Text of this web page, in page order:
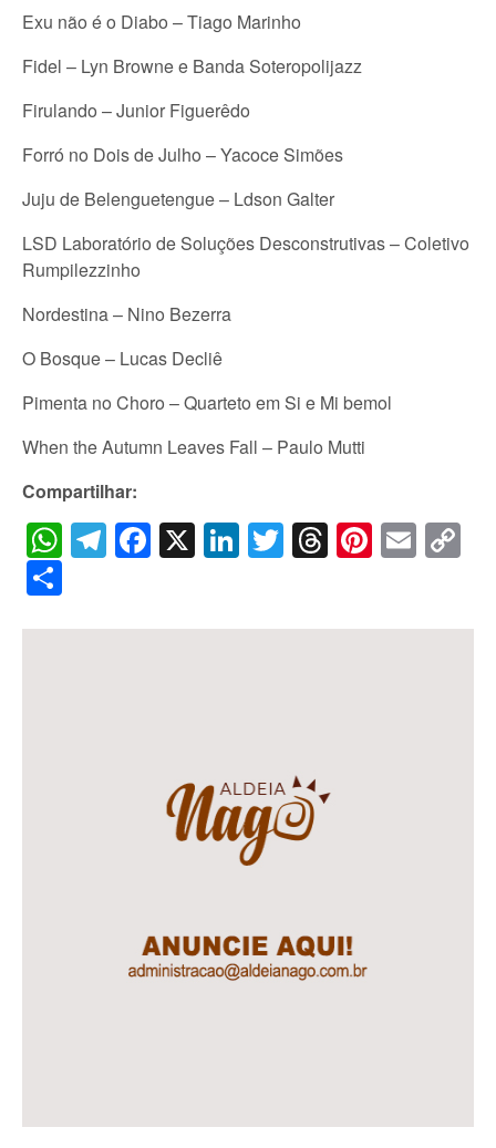
Exu não é o Diabo – Tiago Marinho
Fidel – Lyn Browne e Banda Soteropolijazz
Firulando – Junior Figuerêdo
Forró no Dois de Julho – Yacoce Simões
Juju de Belenguetengue – Ldson Galter
LSD Laboratório de Soluções Desconstrutivas – Coletivo
Rumpilezzinho
Nordestina – Nino Bezerra
O Bosque – Lucas Decliê
Pimenta no Choro – Quarteto em Si e Mi bemol
When the Autumn Leaves Fall – Paulo Mutti
Compartilhar:
WhatsApp
Telegram
Facebook
X LinkedIn
Twitter
Threads